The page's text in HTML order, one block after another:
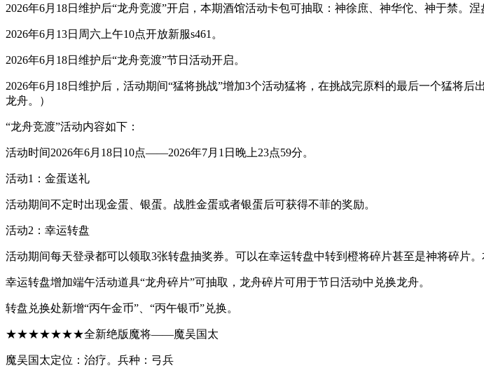
2026年6月18日维护后“龙舟竞渡”开启，本期酒馆活动卡包可抽取：神徐庶、神华佗、神于禁。
2026年6月13日周六上午10点开放新服s461。
2026年6月18日维护后“龙舟竞渡”节日活动开启。
2026年6月18日维护后，活动期间“猛将挑战”增加3个活动猛将，在挑战完原料的最后一个猛将
龙舟。）
“龙舟竞渡”活动内容如下：
活动时间2026年6月18日10点——2026年7月1日晚上23点59分。
活动1：金蛋送礼
活动期间不定时出现金蛋、银蛋。战胜金蛋或者银蛋后可获得不菲的奖励。
活动2：幸运转盘
活动期间每天登录都可以领取3张转盘抽奖券。可以在幸运转盘中转到橙将碎片甚至是神将碎片
幸运转盘增加端午活动道具“龙舟碎片”可抽取，龙舟碎片可用于节日活动中兑换龙舟。
转盘兑换处新增“丙午金币”、“丙午银币”兑换。
★★★★★★★全新绝版魔将——魔吴国太
魔吴国太定位：治疗。兵种：弓兵